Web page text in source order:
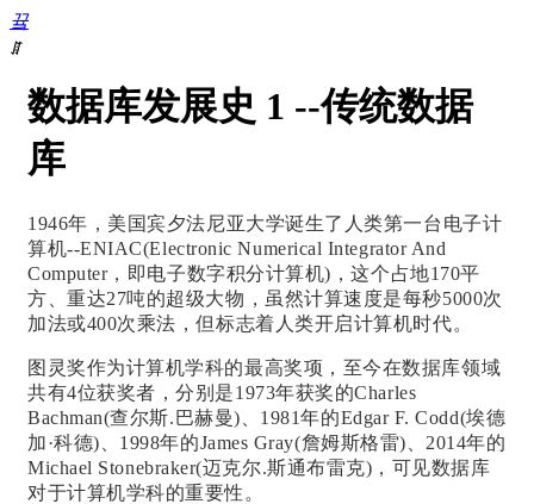
끀
ꁲ
首
页
数
据
DevOps
数
据
复
制
数
据
迁
移
数
据
库
数据库发展史 1 --传统数据
库
1946年，美国宾夕法尼亚大学诞生了人类第一台电子计
算机--ENIAC(Electronic Numerical Integrator And
Computer，即电子数字积分计算机)，这个占地170平
方、重达27吨的超级大物，虽然计算速度是每秒5000次
加法或400次乘法，但标志着人类开启计算机时代。
图灵奖作为计算机学科的最高奖项，至今在数据库领域
共有4位获奖者，分别是1973年获奖的Charles
Bachman(查尔斯.巴赫曼)、1981年的Edgar F. Codd(埃德
加·科德)、1998年的James Gray(詹姆斯格雷)、2014年的
Michael Stonebraker(迈克尔.斯通布雷克)，可见数据库
对于计算机学科的重要性。